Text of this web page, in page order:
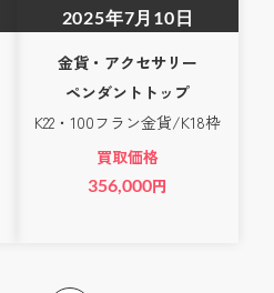
2025年7月10日
金貨・アクセサリー
ペンダントトップ
K22・100フラン金貨/K18枠
買取価格
356,000円